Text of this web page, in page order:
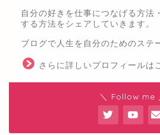
自分の好きを仕事につなげる方法
する方法をシェアしていきます。
ブログで人生を自分のためのステ
さらに詳しいプロフィールは
＼ Follow me